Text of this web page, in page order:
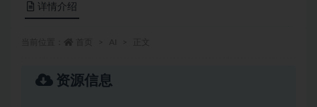
详情介绍
资源信息